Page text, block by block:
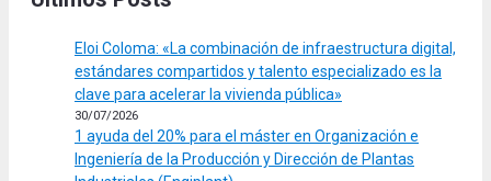
Eloi Coloma: «La combinación de infraestructura digital,
estándares compartidos y talento especializado es la
clave para acelerar la vivienda pública»
30/07/2026
1 ayuda del 20% para el máster en Organización e
Ingeniería de la Producción y Dirección de Plantas